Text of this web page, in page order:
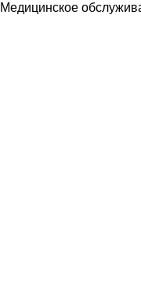
Медицинское